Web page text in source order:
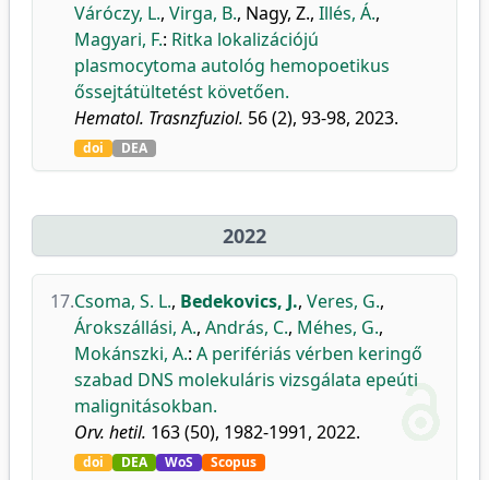
Váróczy, L., Virga, B., Nagy, Z., Illés, Á.,
Magyari, F.: Ritka lokalizációjú
plasmocytoma autológ hemopoetikus
őssejtátültetést követően.
Hematol. Trasnzfuziol. 56 (2), 93-98, 2023.
doi DEA
2022
17.Csoma, S. L., Bedekovics, J., Veres, G.,
Árokszállási, A., András, C., Méhes, G.,
Mokánszki, A.: A perifériás vérben keringő
szabad DNS molekuláris vizsgálata epeúti
malignitásokban.
Orv. hetil. 163 (50), 1982-1991, 2022.
doi DEA WoS Scopus